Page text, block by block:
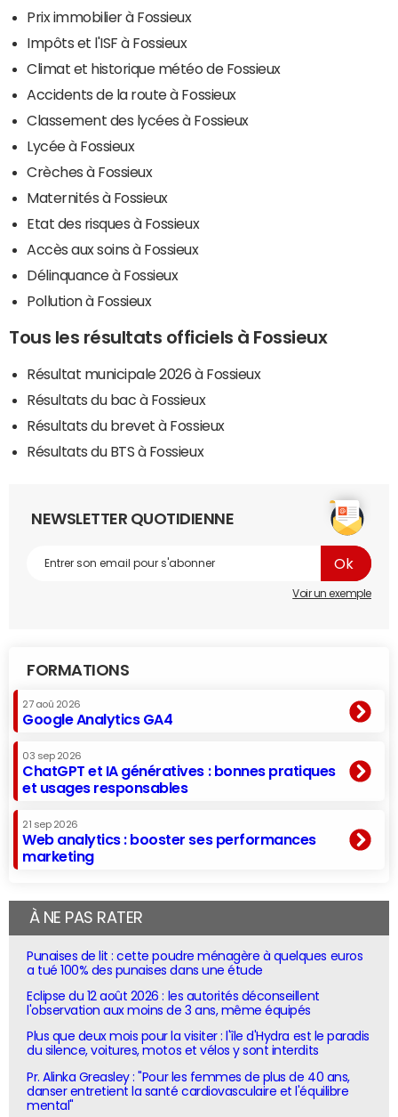
Prix immobilier à Fossieux
Impôts et l'ISF à Fossieux
Climat et historique météo de Fossieux
Accidents de la route à Fossieux
Classement des lycées à Fossieux
Lycée à Fossieux
Crèches à Fossieux
Maternités à Fossieux
Etat des risques à Fossieux
Accès aux soins à Fossieux
Délinquance à Fossieux
Pollution à Fossieux
Tous les résultats officiels à Fossieux
Résultat municipale 2026 à Fossieux
Résultats du bac à Fossieux
Résultats du brevet à Fossieux
Résultats du BTS à Fossieux
NEWSLETTER QUOTIDIENNE
Voir un exemple
FORMATIONS
27 aoû 2026
Google Analytics GA4
03 sep 2026
ChatGPT et IA génératives : bonnes pratiques
et usages responsables
21 sep 2026
Web analytics : booster ses performances
marketing
À NE PAS RATER
Punaises de lit : cette poudre ménagère à quelques euros
a tué 100% des punaises dans une étude
Eclipse du 12 août 2026 : les autorités déconseillent
l'observation aux moins de 3 ans, même équipés
Plus que deux mois pour la visiter : l'île d'Hydra est le paradis
du silence, voitures, motos et vélos y sont interdits
Pr. Alinka Greasley : "Pour les femmes de plus de 40 ans,
danser entretient la santé cardiovasculaire et l'équilibre
mental"